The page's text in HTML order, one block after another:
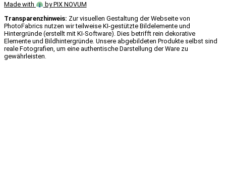
Made with
by PIX NOVUM
Transparenzhinweis: Zur visuellen Gestaltung der Webseite von
PhotoFabrics nutzen wir teilweise KI-gestützte Bildelemente und
Hintergründe (erstellt mit KI-Software). Dies betrifft rein dekorative
Elemente und Bildhintergründe. Unsere abgebildeten Produkte selbst sind
reale Fotografien, um eine authentische Darstellung der Ware zu
gewährleisten.